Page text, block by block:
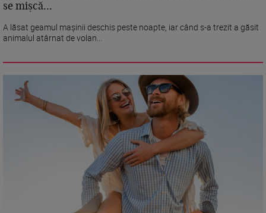
se mișcă...
A lăsat geamul mașinii deschis peste noapte, iar când s-a trezit a găsit
animalul atârnat de volan...